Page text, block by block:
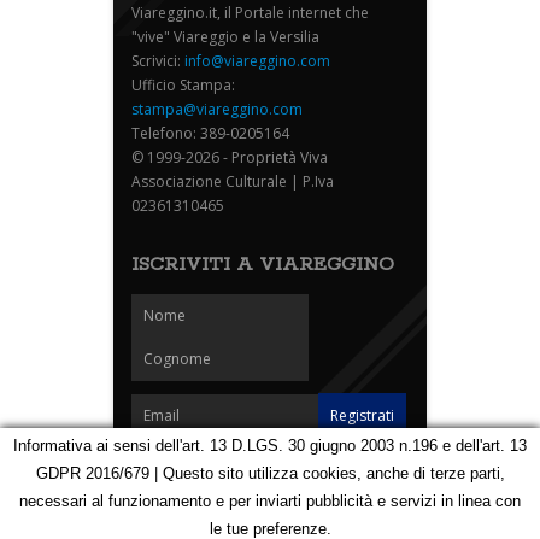
Viareggino.it, il Portale internet che
"vive" Viareggio e la Versilia
Scrivici: info@viareggino.com
Ufficio Stampa:
stampa@viareggino.com
Telefono: 389-0205164
© 1999-2026 - Proprietà Viva
Associazione Culturale | P.Iva
02361310465
ISCRIVITI A VIAREGGINO
Homepage Notizie Speciali Eventi
Foto Carnevale
Informativa ai sensi dell'art. 13 D.LGS. 30 giugno 2003 n.196 e dell'art. 13
GDPR 2016/679 | Questo sito utilizza cookies, anche di terze parti,
necessari al funzionamento e per inviarti pubblicità e servizi in linea con
le tue preferenze.